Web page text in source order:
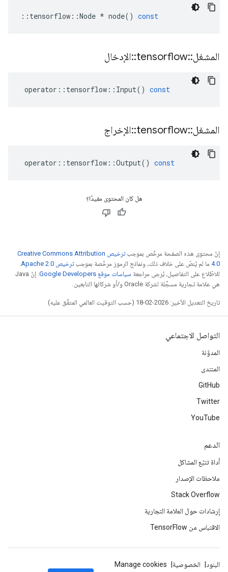
:: tensorflow ::Node * node() const
المشغل::
tensorflow
::الإدخال
operator :: tensorflow :: Input() const
المشغل::
tensorflow
::الإخراج
operator :: tensorflow ::Output() const
هل كان المحتوى مفيدًا؟
إنّ محتوى هذه الصفحة مرخّص بموجب
ترخيص Creative Commons Attribution
4.0‏ ما لم يُنصّ على خلاف ذلك، ونماذج الرموز مرخّصة بموجبترخيص Apache 2.0‏
.
للاطّلاع على التفاصيل، يُرجى مراجعة سياسات موقع Google Developers‏
. إنّ Java
هي علامة تجارية مسجَّلة لشركة Oracle و/أو شركائها التابعين.
تاريخ التعديل الأخير: 2026-02-18 (حسب التوقيت العالمي المتفَّق عليه)
التواصل الاجتماعي
المدوّنة
المنتدى
GitHub
Twitter
YouTube
الدعم
أداة تتبّع المشاكل
ملاحظات الإصدار
Stack Overflow
إرشادات حول العلامة التجارية
الاقتباس من TensorFlow
البنود الخصوصية Manage cookies